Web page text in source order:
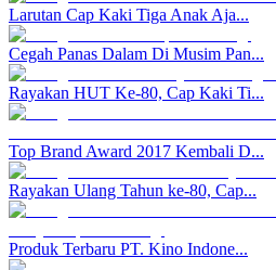
Larutan Cap Kaki Tiga Anak Aja...
Cegah Panas Dalam Di Musim Pan...
Rayakan HUT Ke-80, Cap Kaki Ti...
Top Brand Award 2017 Kembali D...
Rayakan Ulang Tahun ke-80, Cap...
Produk Terbaru PT. Kino Indone...